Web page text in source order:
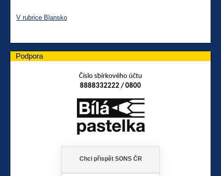
V rubrice Blansko
Podpora
Číslo sbírkového účtu
8888332222 / 0800